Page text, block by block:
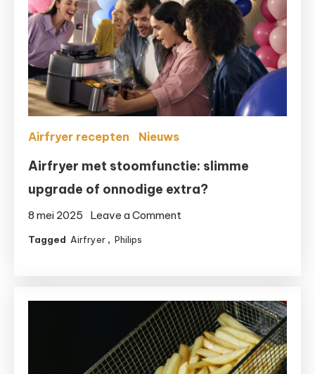
Airfryer recepten Nieuws
Airfryer met stoomfunctie: slimme
upgrade of onnodige extra?
8 mei 2025 Leave a Comment
upgrade
of
onnodige
extra?
Tagged Airfryer , Philips